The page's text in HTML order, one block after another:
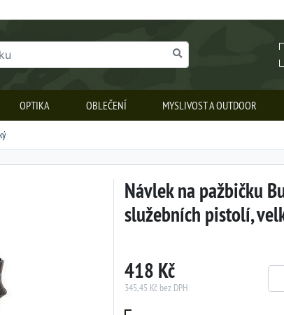
OPTIKA OBLEČENÍ MYSLIVOST A OUTDOOR
Návlek na pažbičku
služebních pistolí,
418 Kč
345,45 Kč bez DPH